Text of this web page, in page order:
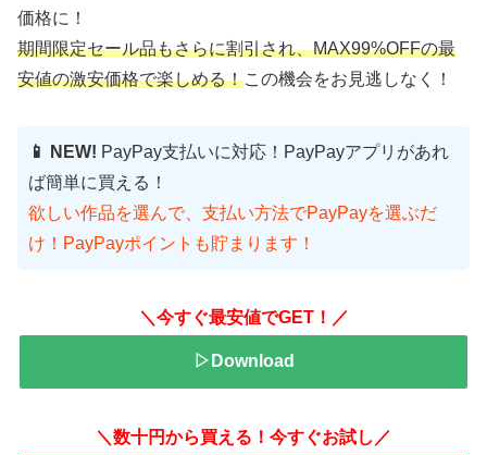
価格に！
期間限定セール品もさらに割引され、MAX99%OFFの最
安値の激安価格で楽しめる！この機会をお見逃しなく！
📱 NEW! PayPay支払いに対応！PayPayアプリがあれ
ば簡単に買える！
欲しい作品を選んで、支払い方法でPayPayを選ぶだ
け！PayPayポイントも貯まります！
＼今すぐ最安値でGET！／
▷Download
＼数十円から買える！今すぐお試し／